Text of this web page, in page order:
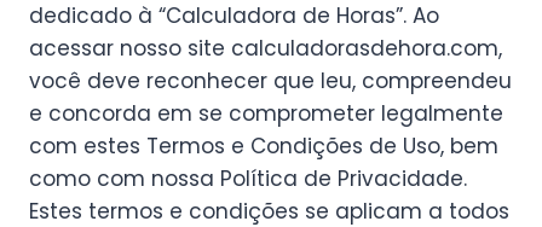
dedicado à “Calculadora de Horas”. Ao
acessar nosso site calculadorasdehora.com,
você deve reconhecer que leu, compreendeu
e concorda em se comprometer legalmente
com estes Termos e Condições de Uso, bem
como com nossa Política de Privacidade.
Estes termos e condições se aplicam a todos